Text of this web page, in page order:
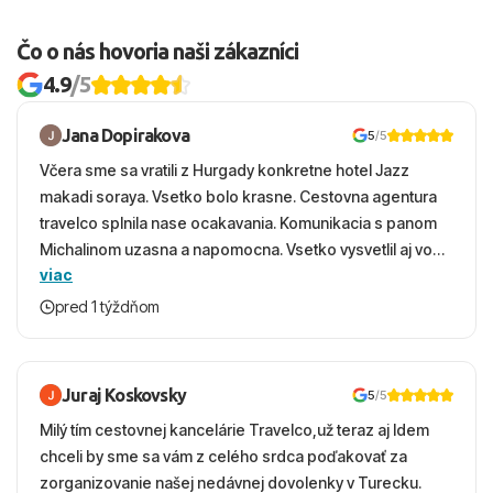
Čo o nás hovoria naši zákazníci
4.9/5
Jana Dopirakova 5/5
Včera sme sa vratili z Hurgady konkretne hotel Jazz
makadi soraya. Vsetko bolo krasne. Cestovna agentura
travelco splnila nase ocakavania. Komunikacia s panom
Michalinom uzasna a napomocna. Vsetko vysvetlil aj vo
vecernych hodinach zaco sa ospravedlnujem. Hotel
krasny, cisty. Sluzby top. Strava, prostredie, more,
viac
pred 1 týždňom
Juraj Koskovsky 5/5
Milý tím cestovnej kancelárie Travelco,už teraz aj Idem
chceli by sme sa vám z celého srdca poďakovať za
zorganizovanie našej nedávnej dovolenky v Turecku.